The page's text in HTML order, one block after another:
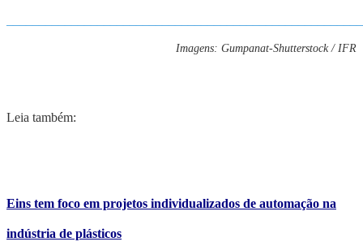
Imagens: Gumpanat-Shutterstock / IFR
Leia também:
Eins tem foco em projetos individualizados de automação na
indústria de plásticos